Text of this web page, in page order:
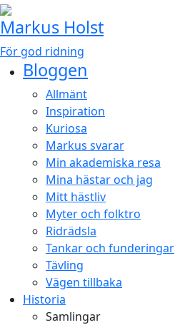
Markus Holst
För god ridning
Bloggen
Allmänt
Inspiration
Kuriosa
Markus svarar
Min akademiska resa
Mina hästar och jag
Mitt hästliv
Myter och folktro
Ridrädsla
Tankar och funderingar
Tävling
Vägen tillbaka
Historia
Samlingar